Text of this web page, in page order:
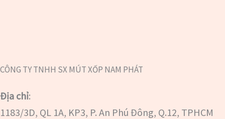
CÔNG TY TNHH SX MÚT XỐP NAM PHÁT
Địa chỉ:
1183/3D, QL 1A, KP3, P. An Phú Đông, Q.12, TPHCM